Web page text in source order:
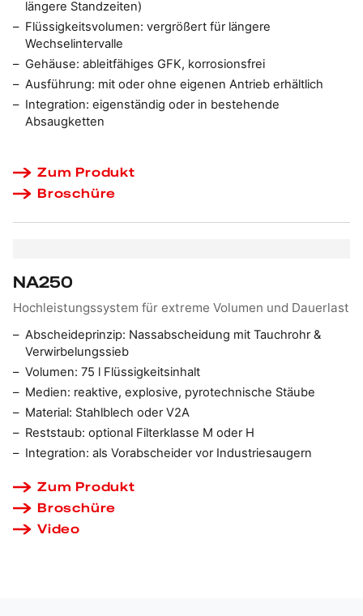
längere Standzeiten)
Flüssigkeitsvolumen: vergrößert für längere
Wechselintervalle
Gehäuse: ableitfähiges GFK, korrosionsfrei
Ausführung: mit oder ohne eigenen Antrieb erhältlich
Integration: eigenständig oder in bestehende
Absaugketten
Zum Produkt
Broschüre
NA250
Hochleistungssystem für extreme Volumen und Dauerlast
Abscheideprinzip: Nassabscheidung mit Tauchrohr &
Verwirbelungssieb
Volumen: 75 l Flüssigkeitsinhalt
Medien: reaktive, explosive, pyrotechnische Stäube
Material: Stahlblech oder V2A
Reststaub: optional Filterklasse M oder H
Integration: als Vorabscheider vor Industriesaugern
Zum Produkt
Broschüre
Video